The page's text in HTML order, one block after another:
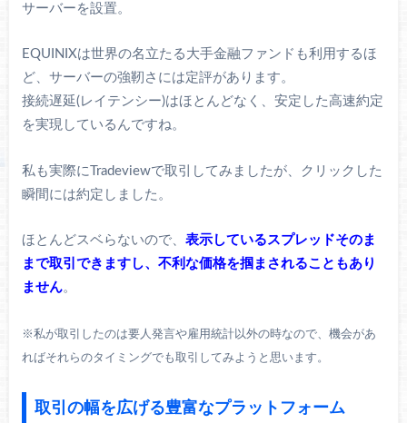
サーバーを設置。
EQUINIXは世界の名立たる大手金融ファンドも利用するほ
ど、サーバーの強靭さには定評があります。
接続遅延(レイテンシー)はほとんどなく、安定した高速約定
を実現しているんですね。
私も実際にTradeviewで取引してみましたが、クリックした
瞬間には約定しました。
ほとんどスベらないので、 表示しているスプレッドそのま
まで取引できますし、不利な価格を掴まされることもあり
ません。
※私が取引したのは要人発言や雇用統計以外の時なので、機会があ
ればそれらのタイミングでも取引してみようと思います。
取引の幅を広げる豊富なプラットフォーム